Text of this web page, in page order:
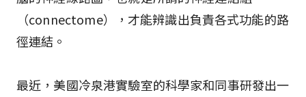
（connectome），才能辨識出負責各式功能的路
徑連結。
最近，美國冷泉港實驗室的科學家和同事研發出一